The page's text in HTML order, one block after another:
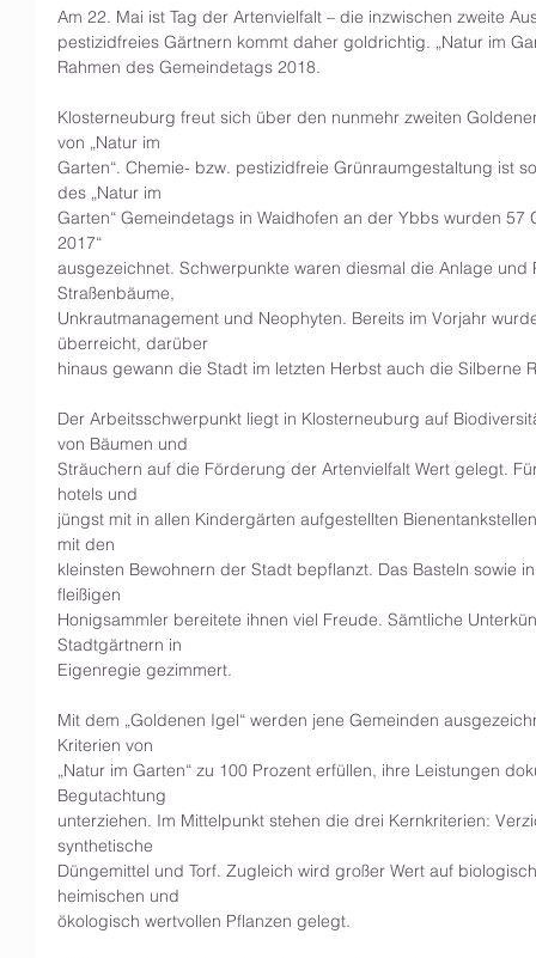
Am 22. Mai ist Tag der Artenvielfalt – die inzwischen zweite
pestizidfreies Gärtnern kommt daher goldrichtig. „Natur im
Rahmen des Gemeindetags 2018.
Klosterneuburg freut sich über den nunmehr zweiten
von „Natur im
Garten“. Chemie- bzw. pestizidfreie Grünraumgestaltung ist
des „Natur im
Garten“ Gemeindetags in Waidhofen an der Ybbs wurden
2017“
ausgezeichnet. Schwerpunkte waren diesmal die Anlage
Straßenbäume,
Unkrautmanagement und Neophyten. Bereits im Vorjahr
überreicht, darüber
hinaus gewann die Stadt im letzten Herbst auch die Silberne
Der Arbeitsschwerpunkt liegt in Klosterneuburg auf
von Bäumen und
Sträuchern auf die Förderung der Artenvielfalt Wert gelegt.
hotels und
jüngst mit in allen Kindergärten aufgestellten
mit den
kleinsten Bewohnern der Stadt bepflanzt. Das Basteln sowie
fleißigen
Honigsammler bereitete ihnen viel Freude. Sämtliche
Stadtgärtnern in
Eigenregie gezimmert.
Mit dem „Goldenen Igel“ werden jene Gemeinden
Kriterien von
„Natur im Garten“ zu 100 Prozent erfüllen, ihre Leistungen
Begutachtung
unterziehen. Im Mittelpunkt stehen die drei Kernkriterien:
synthetische
Düngemittel und Torf. Zugleich wird großer Wert auf
heimischen und
ökologisch wertvollen Pflanzen gelegt.